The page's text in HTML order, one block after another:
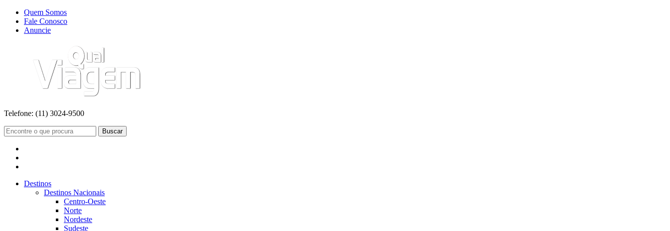
Quem Somos
Fale Conosco
Anuncie
Telefone: (11) 3024-9500
Buscar
Destinos
Destinos Nacionais
Centro-Oeste
Norte
Nordeste
Sudeste